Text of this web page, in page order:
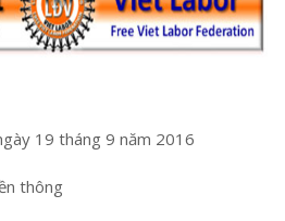
19 tháng 9 năm 2016
thông